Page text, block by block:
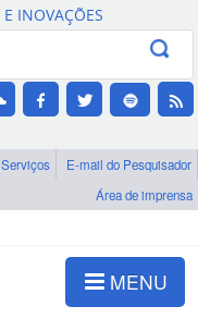
Canais
INOVAÇÕES
Serviços
E-mail do Pesquisador
Área de imprensa
MENU